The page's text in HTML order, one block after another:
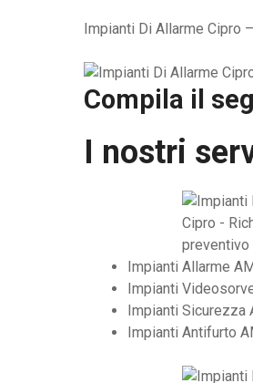
Impianti Di Allarme Cipro
Compila il
I nostri
Impianti Allarme
Impianti
Impianti Sicurezza
Impianti Antifurto